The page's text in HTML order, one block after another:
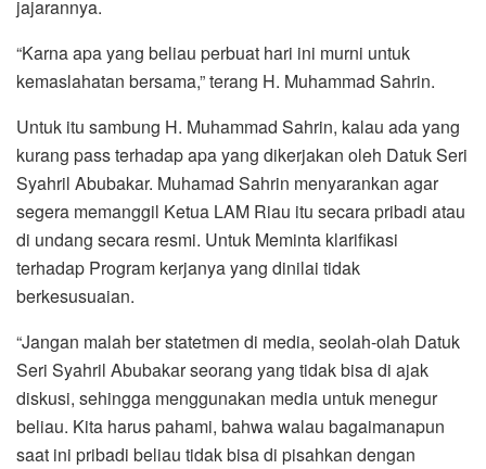
jajarannya.
“Karna apa yang beliau perbuat hari ini murni untuk
kemaslahatan bersama,” terang H. Muhammad Sahrin.
Untuk itu sambung H. Muhammad Sahrin, kalau ada yang
kurang pass terhadap apa yang dikerjakan oleh Datuk Seri
Syahril Abubakar. Muhamad Sahrin menyarankan agar
segera memanggil Ketua LAM Riau itu secara pribadi atau
di undang secara resmi. Untuk Meminta klarifikasi
terhadap Program kerjanya yang dinilai tidak
berkesusuaian.
“Jangan malah ber statetmen di media, seolah-olah Datuk
Seri Syahril Abubakar seorang yang tidak bisa di ajak
diskusi, sehingga menggunakan media untuk menegur
beliau. Kita harus pahami, bahwa walau bagaimanapun
saat ini pribadi beliau tidak bisa di pisahkan dengan